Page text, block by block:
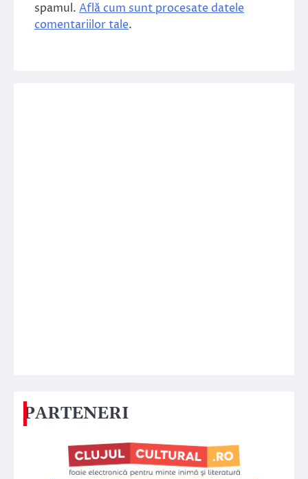
spamul. Află cum sunt procesate datele
comentariilor tale.
PARTENERI